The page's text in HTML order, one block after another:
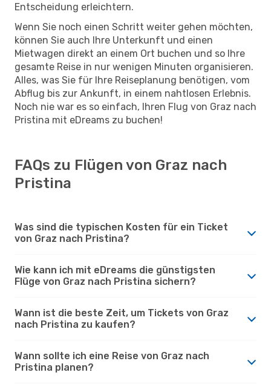
Entscheidung erleichtern.
Wenn Sie noch einen Schritt weiter gehen möchten,
können Sie auch Ihre Unterkunft und einen
Mietwagen direkt an einem Ort buchen und so Ihre
gesamte Reise in nur wenigen Minuten organisieren.
Alles, was Sie für Ihre Reiseplanung benötigen, vom
Abflug bis zur Ankunft, in einem nahtlosen Erlebnis.
Noch nie war es so einfach, Ihren Flug von Graz nach
Pristina mit eDreams zu buchen!
FAQs zu Flügen von Graz nach
Pristina
Was sind die typischen Kosten für ein Ticket
von Graz nach Pristina?
Wie kann ich mit eDreams die günstigsten
Flüge von Graz nach Pristina sichern?
Wann ist die beste Zeit, um Tickets von Graz
nach Pristina zu kaufen?
Wann sollte ich eine Reise von Graz nach
Pristina planen?